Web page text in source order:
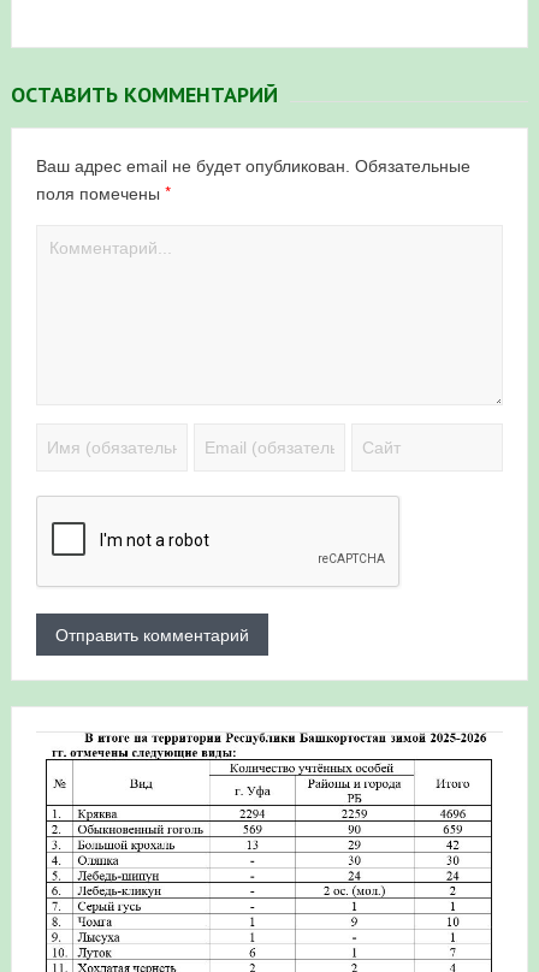
ОСТАВИТЬ КОММЕНТАРИЙ
Ваш адрес email не будет опубликован. Обязательные
поля помечены *